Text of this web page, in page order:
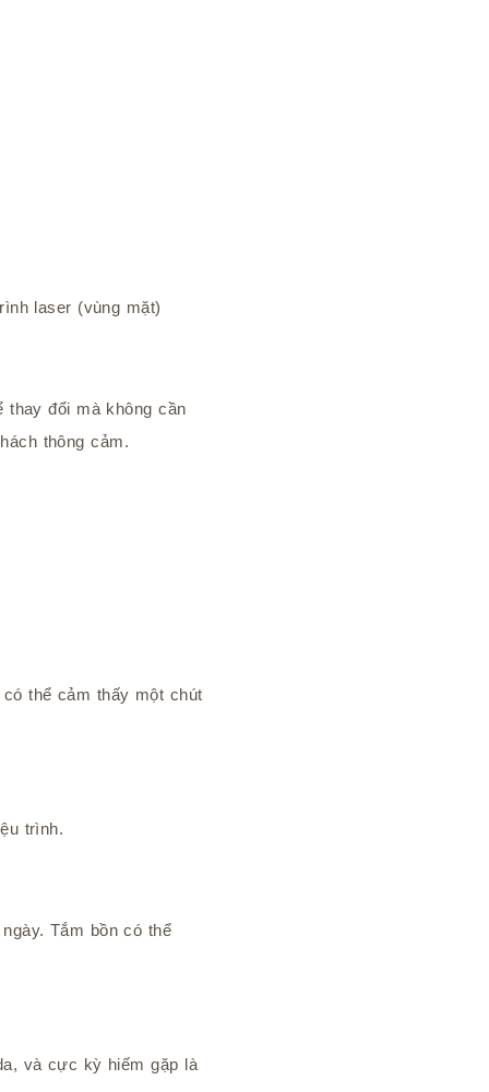
laser (vùng mặt)
thay đổi mà không cần
thông cảm.
thể cảm thấy một chút
trình.
Tắm bồn có thể
và cực kỳ hiếm gặp là